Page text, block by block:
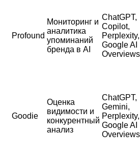
Profound
Мониторинг и
аналитика
упоминаний
бренда в AI
ChatGPT,
Copilot,
Perplexity,
Google AI
Overviews
Goodie
Оценка
видимости и
конкурентный
анализ
ChatGPT,
Gemini,
Perplexity,
Google AI
Overviews